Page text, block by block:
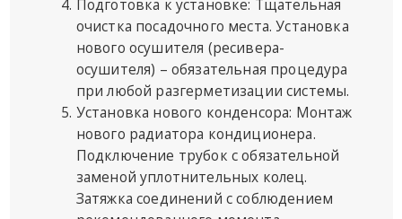
Подготовка к установке: Тщательная
очистка посадочного места. Установка
нового осушителя (ресивера-
осушителя) – обязательная процедура
при любой разгерметизации системы.
Установка нового конденсора: Монтаж
нового радиатора кондиционера.
Подключение трубок с обязательной
заменой уплотнительных колец.
Затяжка соединений с соблюдением